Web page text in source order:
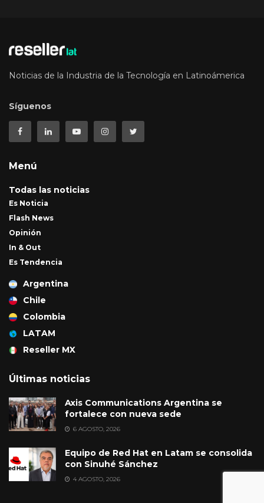
Noticias de la Industria de la Tecnología en Latinoámerica
Síguenos
Menú
Todas las noticias
Es Noticia
Flash News
Opinión
In & Out
Es Tendencia
Argentina
Chile
Colombia
LATAM
Reseller MX
Últimas noticias
Axis Communications Argentina se
fortalece con nueva sede
6 AGOSTO, 2026
Equipo de Red Hat en Latam se consolida
con Sinuhé Sánchez
4 AGOSTO, 2026